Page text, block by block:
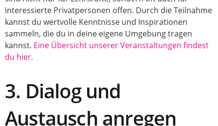
interessierte Privatpersonen offen. Durch die Teilnahme
kannst du wertvolle Kenntnisse und Inspirationen
sammeln, die du in deine eigene Umgebung tragen
kannst. Eine Übersicht unserer Veranstaltungen findest
du hier.
3. Dialog und
Austausch anregen